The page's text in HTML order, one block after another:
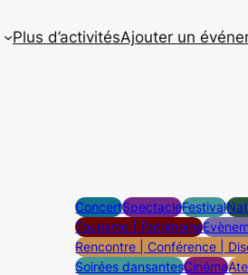
Plus d’activitésAjouter un
ConcertSpectacleFestival
Tourisme | Patrimoine
Rencontre | Conférence |
Soirées dansantesCinéma